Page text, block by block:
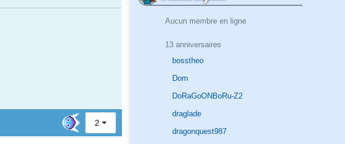
Aucun membre en ligne
13 anniversaires
bosstheo
Dom
DoRaGoONBoRu-Z2
draglade
dragonquest987
2